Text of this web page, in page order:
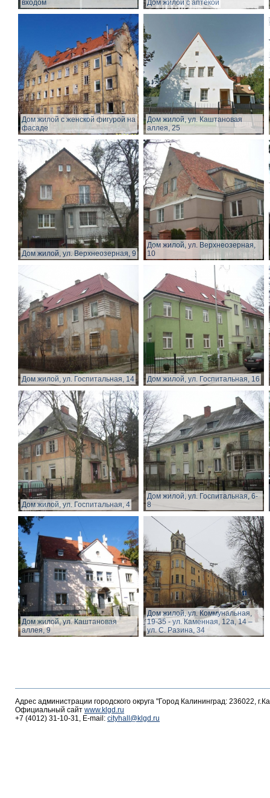
входом
Дом жилой с аптекой
Дом жилой с женской фигурой на
фасаде
Дом жилой, ул. Каштановая
аллея, 25
Дом жилой, ул. Верхнеозерная, 9
Дом жилой, ул. Верхнеозерная,
10
Дом жилой, ул. Госпитальная, 14 Дом жилой, ул. Госпитальная, 16
Дом жилой, ул. Госпитальная, 4
Дом жилой, ул. Госпитальная, 6-
8
Дом жилой, ул. Каштановая
аллея, 9
Дом жилой, ул. Коммунальная,
19-35 - ул. Каменная, 12а, 14 –
ул. С. Разина, 34
Адрес администрации городского округа "Город Калининград: 236022,
Официальный сайт www.klgd.ru
+7 (4012) 31-10-31, E-mail: cityhall@klgd.ru